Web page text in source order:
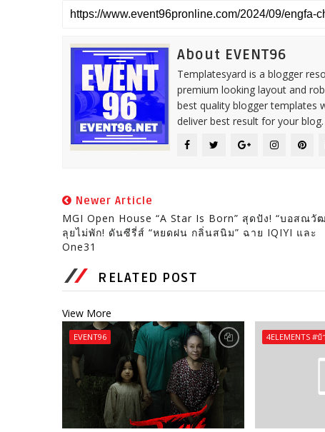
About EVENT96
Templatesyard is a blogger
premium looking layout and
best quality blogger templates
deliver best result for your blog.
Newer Article
MGI Open House “A Star Is Born” สุดปัง! “บอสณวั
ลุยไม่พัก! ดันซีรี่ส์ “หยดฝน กลิ่นสนิม” ฉาย IQIYI และ
One31
RELATED POST
View More
EVENT96 4ELEMENTS #